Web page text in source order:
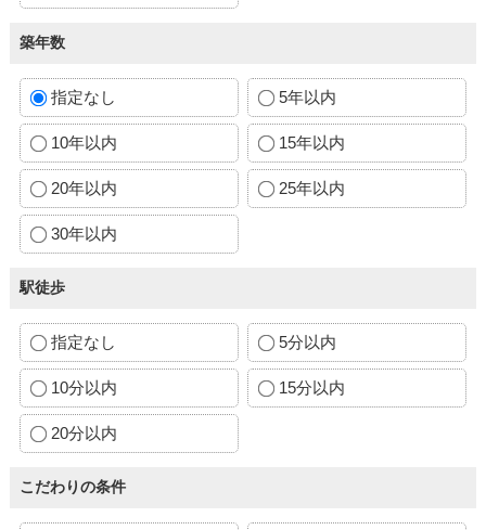
築年数
指定なし 5年以内
10年以内 15年以内
20年以内 25年以内
30年以内
駅徒歩
指定なし 5分以内
10分以内 15分以内
20分以内
こだわりの条件